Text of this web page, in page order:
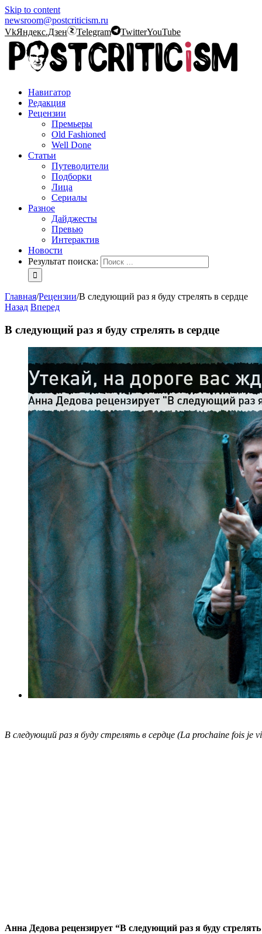
Skip to content
newsroom@postcriticism.ru
VkЯндекс.Дзен Telegram TwitterYouTube
Навигатор
Редакция
Рецензии
Премьеры
Old Fashioned
Well Done
Статьи
Путеводители
Подборки
Лица
Сериалы
Разное
Дайджесты
Превью
Интерактив
Новости
Результат поиска:
Главная/Рецензии/В следующий раз я буду стрелять в сердце
Назад Вперед
В следующий раз я буду стрелять в сердце
В следующий раз я буду стрелять в сердце (La prochaine fois je
Анна Дедова рецензирует “В следующий раз я буду